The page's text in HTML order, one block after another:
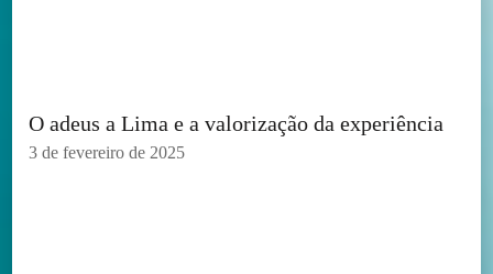
O adeus a Lima e a valorização da experiência
3 de fevereiro de 2025